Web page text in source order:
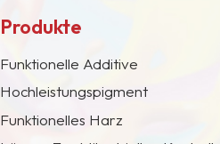
Produkte
Funktionelle Additive
Hochleistungspigment
Funktionelles Harz